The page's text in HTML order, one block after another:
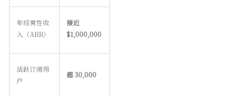
年经常性收
入（ARR）
接近
$1,000,000
活跃订阅用
户
超 30,000